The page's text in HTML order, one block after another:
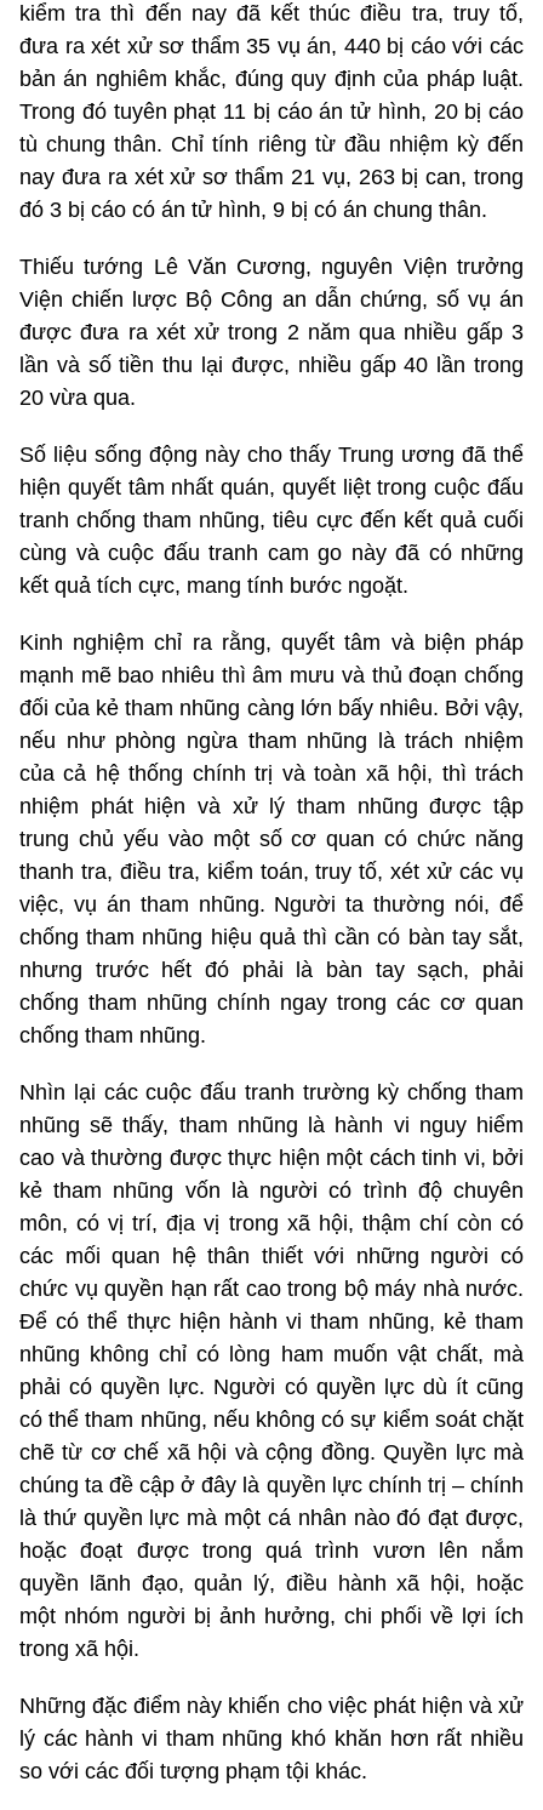
kiểm tra thì đến nay đã kết thúc điều tra, truy tố,
đưa ra xét xử sơ thẩm 35 vụ án, 440 bị cáo với các
bản án nghiêm khắc, đúng quy định của pháp luật.
Trong đó tuyên phạt 11 bị cáo án tử hình, 20 bị cáo
tù chung thân. Chỉ tính riêng từ đầu nhiệm kỳ đến
nay đưa ra xét xử sơ thẩm 21 vụ, 263 bị can, trong
đó 3 bị cáo có án tử hình, 9 bị có án chung thân.
Thiếu tướng Lê Văn Cương, nguyên Viện trưởng
Viện chiến lược Bộ Công an dẫn chứng, số vụ án
được đưa ra xét xử trong 2 năm qua nhiều gấp 3
lần và số tiền thu lại được, nhiều gấp 40 lần trong
20 vừa qua.
Số liệu sống động này cho thấy Trung ương đã thể
hiện quyết tâm nhất quán, quyết liệt trong cuộc đấu
tranh chống tham nhũng, tiêu cực đến kết quả cuối
cùng và cuộc đấu tranh cam go này đã có những
kết quả tích cực, mang tính bước ngoặt.
Kinh nghiệm chỉ ra rằng, quyết tâm và biện pháp
mạnh mẽ bao nhiêu thì âm mưu và thủ đoạn chống
đối của kẻ tham nhũng càng lớn bấy nhiêu. Bởi vậy,
nếu như phòng ngừa tham nhũng là trách nhiệm
của cả hệ thống chính trị và toàn xã hội, thì trách
nhiệm phát hiện và xử lý tham nhũng được tập
trung chủ yếu vào một số cơ quan có chức năng
thanh tra, điều tra, kiểm toán, truy tố, xét xử các vụ
việc, vụ án tham nhũng. Người ta thường nói, để
chống tham nhũng hiệu quả thì cần có bàn tay sắt,
nhưng trước hết đó phải là bàn tay sạch, phải
chống tham nhũng chính ngay trong các cơ quan
chống tham nhũng.
Nhìn lại các cuộc đấu tranh trường kỳ chống tham
nhũng sẽ thấy, tham nhũng là hành vi nguy hiểm
cao và thường được thực hiện một cách tinh vi, bởi
kẻ tham nhũng vốn là người có trình độ chuyên
môn, có vị trí, địa vị trong xã hội, thậm chí còn có
các mối quan hệ thân thiết với những người có
chức vụ quyền hạn rất cao trong bộ máy nhà nước.
Để có thể thực hiện hành vi tham nhũng, kẻ tham
nhũng không chỉ có lòng ham muốn vật chất, mà
phải có quyền lực. Người có quyền lực dù ít cũng
có thể tham nhũng, nếu không có sự kiểm soát chặt
chẽ từ cơ chế xã hội và cộng đồng. Quyền lực mà
chúng ta đề cập ở đây là quyền lực chính trị – chính
là thứ quyền lực mà một cá nhân nào đó đạt được,
hoặc đoạt được trong quá trình vươn lên nắm
quyền lãnh đạo, quản lý, điều hành xã hội, hoặc
một nhóm người bị ảnh hưởng, chi phối về lợi ích
trong xã hội.
Những đặc điểm này khiến cho việc phát hiện và xử
lý các hành vi tham nhũng khó khăn hơn rất nhiều
so với các đối tượng phạm tội khác.